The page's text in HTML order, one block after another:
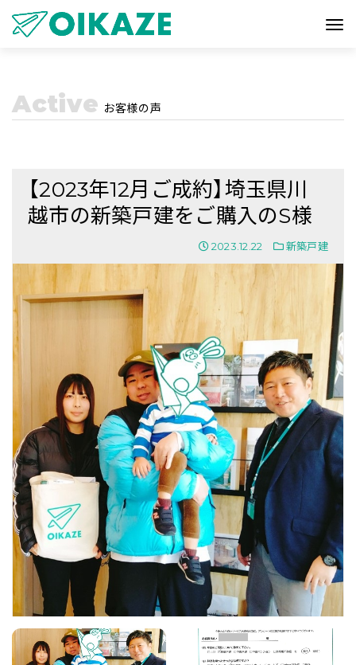
Active お客様の声
【2023年12月ご成約】埼玉県川
越市の新築戸建をご購入のS様
2023.12.22 新築戸建